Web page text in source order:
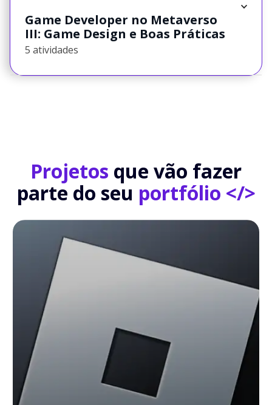
Game Developer no Metaverso
III: Game Design e Boas Práticas
5 atividades
Projetos que vão fazer
parte do seu portfólio </>